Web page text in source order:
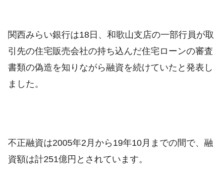
関西みらい銀行は18日、和歌山支店の一部行員が取
引先の住宅販売会社の持ち込んだ住宅ローンの審査
書類の偽造を知りながら融資を続けていたと発表し
ました。
不正融資は2005年2月から19年10月までの間で、融
資額は計251億円とされています。